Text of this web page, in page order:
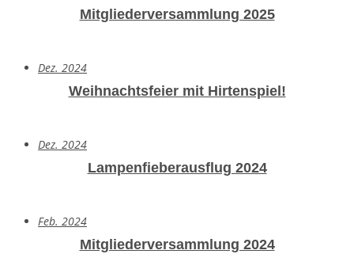
Mitgliederversammlung 2025
Dez. 2024
Weihnachtsfeier mit Hirtenspiel!
Dez. 2024
Lampenfieberausflug 2024
Feb. 2024
Mitgliederversammlung 2024